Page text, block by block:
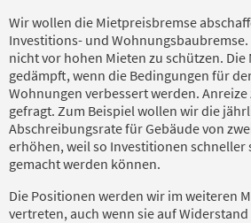
Wir wollen die Mietpreisbremse
Investitions- und
nicht vor hohen Mieten zu schützen.
gedämpft, wenn die Bedingungen für
Wohnungen verbessert werden. Anreize
gefragt. Zum Beispiel wollen wir die
Abschreibungsrate für Gebäude von
erhöhen, weil so Investitionen schneller
gemacht werden können.
Die Positionen werden wir im weiteren
vertreten, auch wenn sie auf